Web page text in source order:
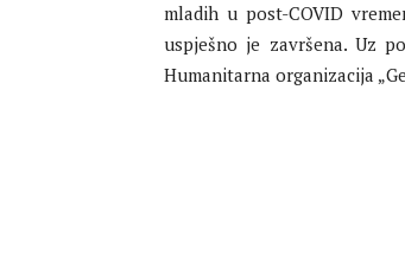
mladih u post-COVID
uspješno je završena. Uz
Humanitarna organizacija